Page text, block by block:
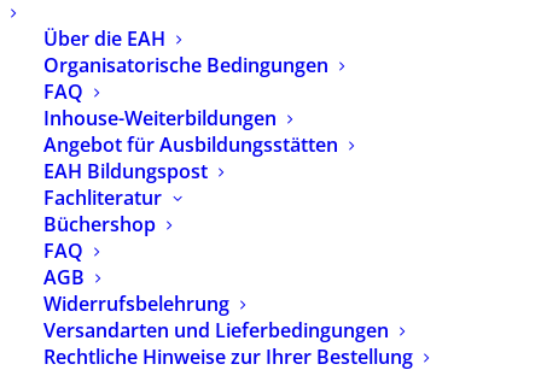
Über die EAH
Organisatorische Bedingungen
FAQ
Inhouse-Weiterbildungen
Angebot für Ausbildungsstätten
EAH Bildungspost
Fachliteratur
Büchershop
FAQ
AGB
Widerrufsbelehrung
Versandarten und Lieferbedingungen
Rechtliche Hinweise zur Ihrer Bestellung
heilpädagogische
Konpetenzen,
Beschreibung
Haltung und heilpädagogische Haltung sind
vielfältig verwendete Begriffe, deren